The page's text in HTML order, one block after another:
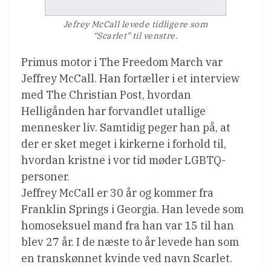
Jefrey McCall levede tidligere som
“Scarlet” til venstre.
Primus motor i The Freedom March var
Jeffrey McCall. Han fortæller i et interview
med The Christian Post, hvordan
Helligånden har forvandlet utallige
mennesker liv. Samtidig peger han på, at
der er sket meget i kirkerne i forhold til,
hvordan kristne i vor tid møder LGBTQ-
personer.
Jeffrey McCall er 30 år og kommer fra
Franklin Springs i Georgia. Han levede som
homoseksuel mand fra han var 15 til han
blev 27 år. I de næste to år levede han som
en transkønnet kvinde ved navn Scarlet.